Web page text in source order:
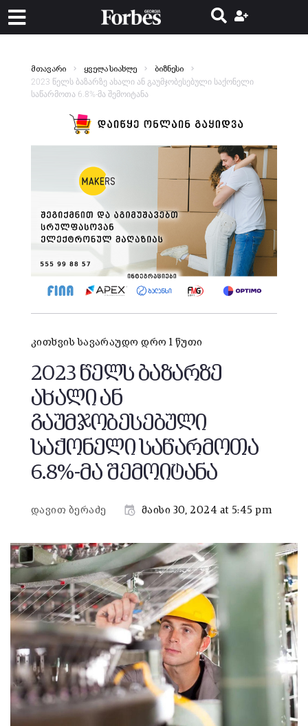
მთავარი ყველა სიახლე ბიზნესი
2023 წელს ბაზარზე ახალი ან გაუმჯობესებული საქონელი
საწარმოთა 6.8%-მა შემოიტანა
კითხვის სავარაუდო დრო 1 წუთი
2023 წელს ბაზარზე
ახალი ან
გაუმჯობესებული
საქონელი საწარმოთა
6.8%-მა შემოიტანა
დავით ბერაძე მაისი 30, 2024 at 5:45 pm